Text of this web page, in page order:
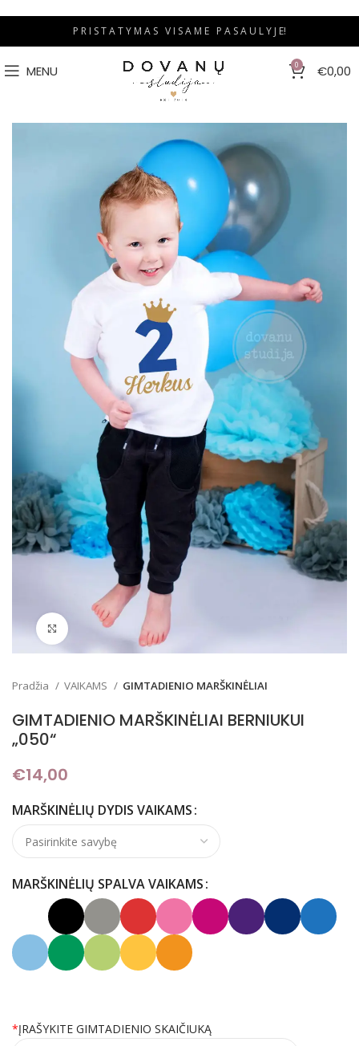
P R I S T A T Y M A S V I S A M E P A S A U L Y J E!
MENU 0 €0,00
Padidinti
Pradžia VAIKAMS GIMTADIENIO MARŠKINĖLIAI
GIMTADIENIO MARŠKINĖLIAI BERNIUKUI
„050“
€14,00
MARŠKINĖLIŲ DYDIS VAIKAMS
MARŠKINĖLIŲ SPALVA VAIKAMS
*ĮRAŠYKITE GIMTADIENIO SKAIČIUKĄ